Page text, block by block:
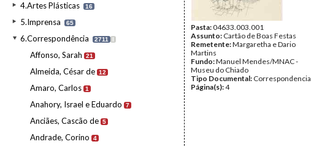
4.Artes Plásticas 16
5.Imprensa 65
6.Correspondência 2711 I
Affonso, Sarah 21
Almeida, César de 12
Amaro, Carlos 1
Anahory, Israel e Eduardo 7
Anciães, Cascão de 5
Andrade, Corino 4
Pasta:04633.003.001
Assunto: Cartão de Boas Festas
Remetente:Margaretha e Dario
Martins
Fundo:Manuel Mendes/MNAC -
Museu do Chiado
Tipo Documental: Correspondencia
Página(s):4